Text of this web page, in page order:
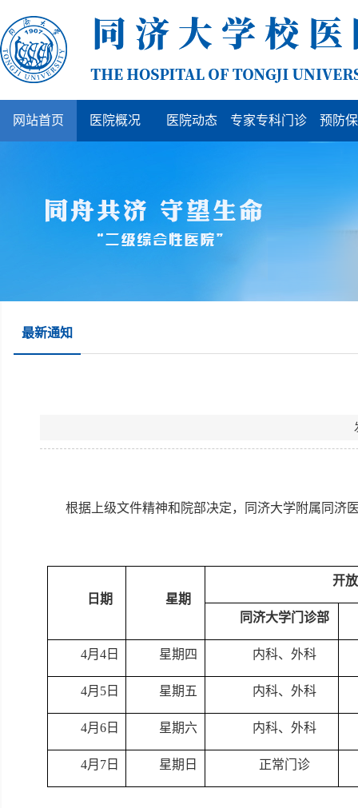
网站首页 医院概况 医院动态 专家专科门诊 预防
最新通知
根据上级文件精神和院部决定，同济大学附属同济
日期 星期
开
同济大学门诊部
4月4日 星期四 内科、外科
4月 5日 星期五 内科、外科
4月6日 星期六 内科、外科
4月7日 星期日 正常门诊